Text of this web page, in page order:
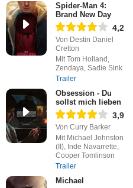
Spider-Man 4:
Brand New Day
4,2
Von Destin Daniel
Cretton
Mit Tom Holland,
Zendaya, Sadie Sink
Trailer
Obsession - Du
sollst mich lieben
3,9
Von Curry Barker
Mit Michael Johnston
(II), Inde Navarrette,
Cooper Tomlinson
Trailer
Michael